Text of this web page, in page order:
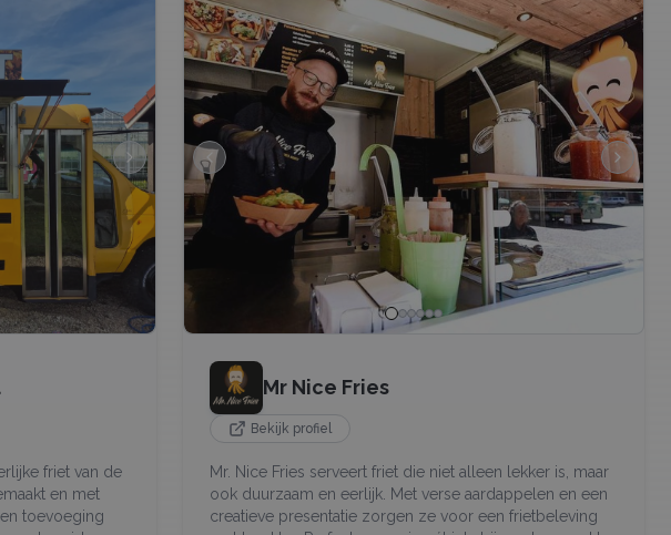
friet van de
en met
toevoeging
Mr Nice Fries
Bekijk profiel
Mr. Nice Fries serveert friet die niet alleen lekker is, maar
ook duurzaam en eerlijk. Met verse aardappelen en een
creatieve presentatie zorgen ze voor een frietbeleving